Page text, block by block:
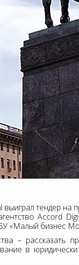
выиграл тендер на
Accord
«Малый бизнес
– рассказать
в